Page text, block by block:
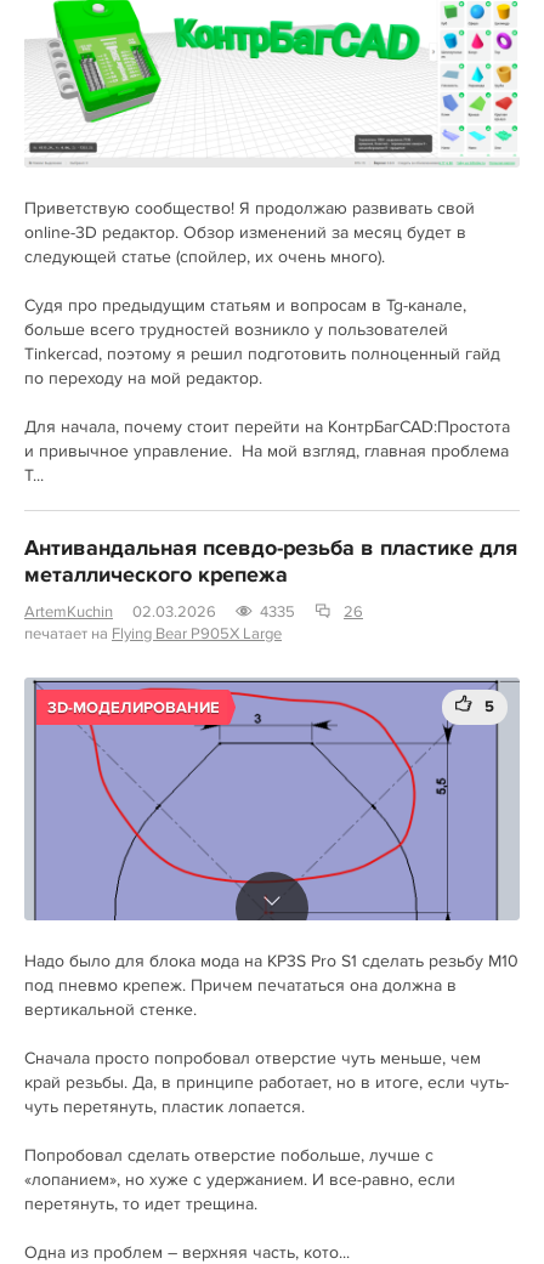
Приветствую сообщество! Я продолжаю развивать свой
online-3D редактор. Обзор изменений за месяц будет в
следующей статье (спойлер, их очень много).
Судя про предыдущим статьям и вопросам в Tg-канале,
больше всего трудностей возникло у пользователей
Tinkercad, поэтому я решил подготовить полноценный гайд
по переходу на мой редактор.
Для начала, почему стоит перейти на КонтрБагCAD:Простота
и привычное управление. На мой взгляд, главная проблема
T...
Антивандальная псевдо-резьба в пластике для
металлического крепежа
ArtemKuchin 02.03.2026 4335
26
печатает на Flying Bear P905X Large
3D-МОДЕЛИРОВАНИЕ 5
Надо было для блока мода на KP3S Pro S1 сделать резьбу М10
под пневмо крепеж. Причем печататься она должна в
вертикальной стенке.
Сначала просто попробовал отверстие чуть меньше, чем
край резьбы. Да, в принципе работает, но в итоге, если чуть-
чуть перетянуть, пластик лопается.
Попробовал сделать отверстие побольше, лучше с
«лопанием», но хуже с удержанием. И все-равно, если
перетянуть, то идет трещина.
Одна из проблем – верхняя часть, кото...